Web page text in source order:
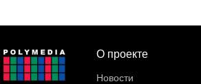
О проекте
Новости